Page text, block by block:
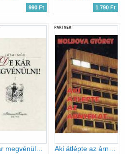
990 Ft 1 790 Ft
PARTNER